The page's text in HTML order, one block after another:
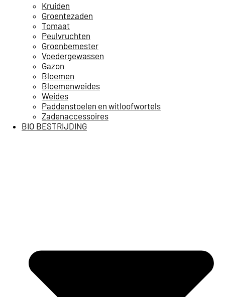
Kruiden
Groentezaden
Tomaat
Peulvruchten
Groenbemester
Voedergewassen
Gazon
Bloemen
Bloemenweides
Weides
Paddenstoelen en witloofwortels
Zadenaccessoires
BIO BESTRIJDING